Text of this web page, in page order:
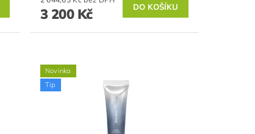
3 200 Kč
Novinka
Tip